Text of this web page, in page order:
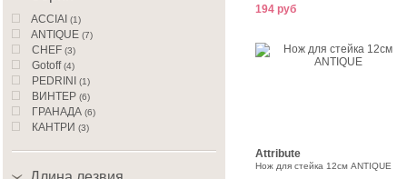
ACCIAI (1)
ANTIQUE (7)
CHEF (3)
Gotoff(4)
PEDRINI (1)
ВИНТЕР (6)
ГРАНАДА (6)
КАНТРИ (3)
СПРИНГ РЭД(4)
194 руб
Attribute
Нож для стейка 12см ANTIQUE